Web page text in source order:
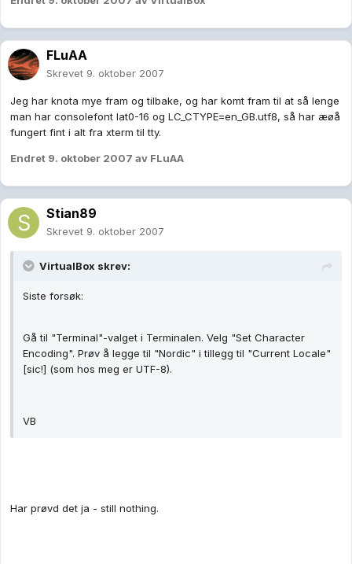
FLuAA
Skrevet 9. oktober 2007
Jeg har knota mye fram og tilbake, og har komt fram til at så lenge
man har consolefont lat0-16 og LC_CTYPE=en_GB.utf8, så har æøå
fungert fint i alt fra xterm til tty.
Endret 9. oktober 2007 av FLuAA
Stian89
Skrevet 9. oktober 2007
VirtualBox skrev:
Siste forsøk:
Gå til "Terminal"-valget i Terminalen. Velg "Set Character
Encoding". Prøv å legge til "Nordic" i tillegg til "Current Locale"
[sic!] (som hos meg er UTF-8).
VB
Har prøvd det ja - still nothing.